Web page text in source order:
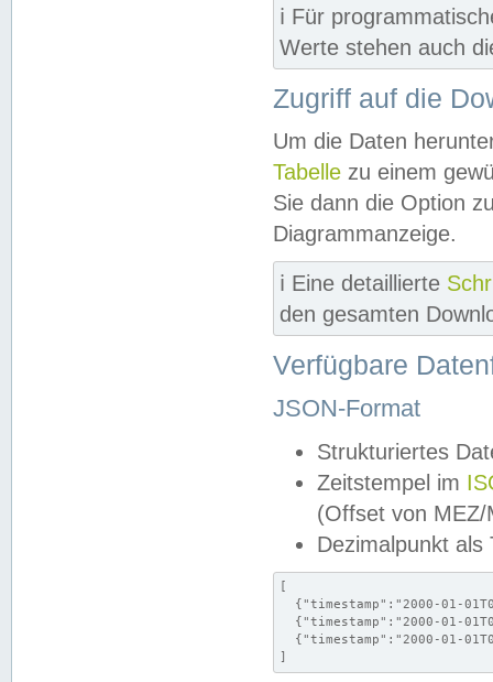
ℹ️ Für
Werte stehen auch
Zugriff auf die
Um die Daten
Tabelle zu einem
Sie dann die Option
Diagrammanzeige.
ℹ️ Eine detaillierte
den gesamten
Verfügbare
JSON-Format
Strukturiertes
Zeitstempel im
(Offset von MEZ/
Dezimalpunkt als
[
{"timestamp":"2000-01-
{"timestamp":"2000-01-
{"timestamp":"2000-01-
]